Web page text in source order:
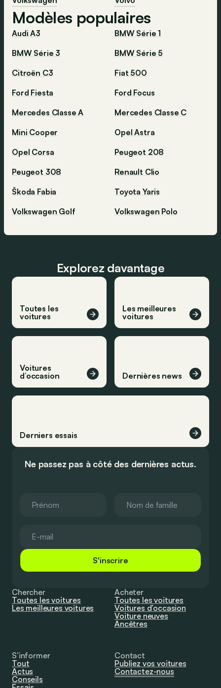
Modèles populaires
Audi A3
BMW Série 1
BMW Série 3
BMW Série 5
Citroën C3
Fiat 500
Ford Fiesta
Ford Focus
Mercedes Classe A
Mercedes Classe C
Mini Cooper
Opel Astra
Opel Corsa
Peugeot 208
Peugeot 308
Renault Clio
Škoda Fabia
Toyota Yaris
Volkswagen Golf
Volkswagen Polo
Explorez davantage
Toutes les
voitures
Les meilleures
voitures
Voitures
d’occasion
Dernières news
Derniers essais
Ne passez pas à côté des dernières actus.
S'inscrire
Chercher
Toutes les voitures
Les meilleures voitures
Acheter
Toutes les voitures
Voitures d’occasion
Voiture neuves
Ancêtres
S’informer
Tout
Actus
Conseils
Contact
Publiez vos voitures
Contactez-nous